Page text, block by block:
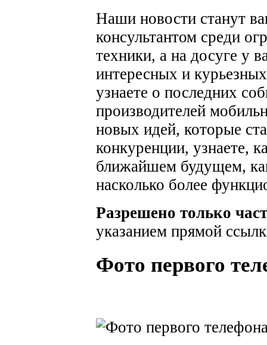
Наши новости станут
консультантом среди
техники, а на досуге у
интересных и
узнаете о последних
производителей
новых идей, которые
конкуренции, узнаете,
ближайшем будущем,
насколько более
Разрешено только
указанием прямой
Фото первого